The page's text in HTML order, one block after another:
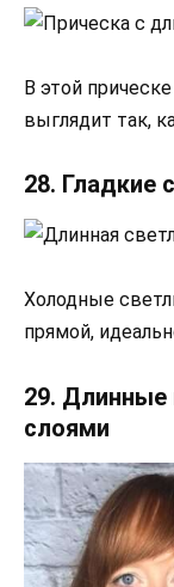
В этой
выглядит так,
28. Гладкие
Холодные
прямой,
29. Длинные
слоями